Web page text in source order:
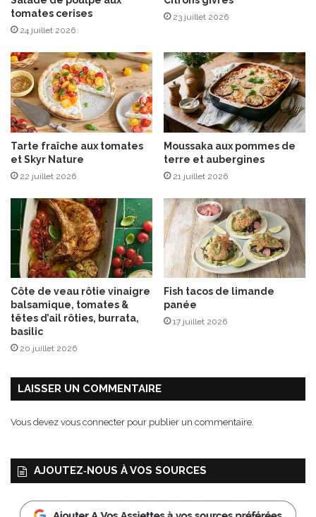
s
i
e
,
d
e
J
i
-
Y
u
x
É
d
i
t
o
m
n
s
i
A
O
P
e
t
c
a
r
a
b
e
u
r
r
é
tomates cerises
24 juillet 2026
23 juillet 2026
Tarte fraîche aux tomates
et Skyr Nature
22 juillet 2026
Moussaka aux pommes de
terre et aubergines
21 juillet 2026
Côte de veau rôtie vinaigre
balsamique, tomates &
têtes d’ail rôties, burrata,
basilic
20 juillet 2026
Fish tacos de limande
panée
17 juillet 2026
LAISSER UN COMMENTAIRE
Vous devez vous connecter pour publier un commentaire.
AJOUTEZ‑NOUS À VOS SOURCES